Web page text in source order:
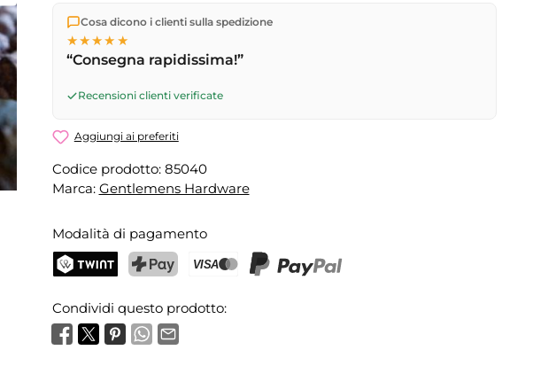
Spediamo direttamente dal nostro magazzino a Kriens, in Svizzera.
Consegna gratuita
a partire da
17 (lun–ven) spediti in giornata – consegna il
successivotramite Posta Svizzera.
Cosa dicono i clienti sulla spedizione
★★★★★
“Consegna rapidissima!”
Recensioni clienti verificate
Aggiungi ai preferiti
Codice prodotto: 85040
Marca: Gentlemens Hardware
Modalità di pagamento
Condividi questo prodotto: